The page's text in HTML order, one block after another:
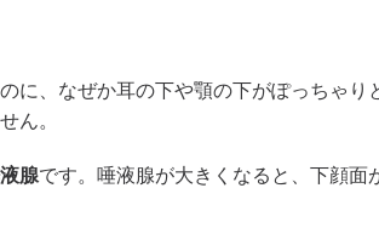
に、なぜか耳の下や顎の下がぽっちゃ
ん。
腺です。唾液腺が大きくなると、下顔